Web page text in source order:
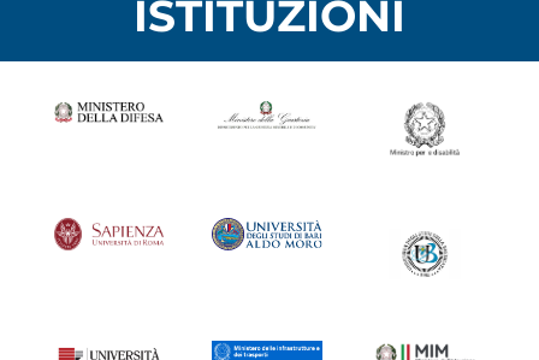
ISTITUZIONI